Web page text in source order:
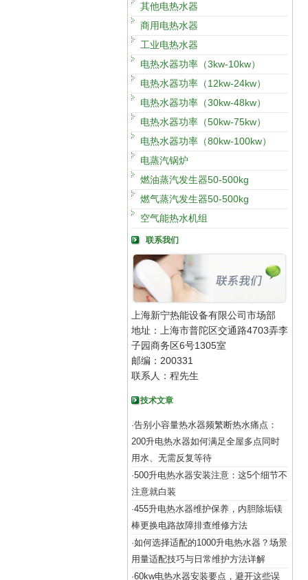
其他电热水器
商用电热水器
工业电热水器
电热水器功率（3kw-10kw）
电热水器功率（12kw-24kw）
电热水器功率（30kw-48kw）
电热水器功率（50kw-75kw）
电热水器功率（80kw-100kw）
电蒸汽锅炉
燃油蒸汽发生器50-500kg
燃气蒸汽发生器50-500kg
空气能热水机组
联系我们
上海新宁热能设备有限公司市场部
地址：上海市普陀区交通路4703弄李
子园商务区6号1305室
邮编：200331
联系人：程先生
技术文章
·告别小容量热水器频繁断热水痛点：
200升电热水器如何满足全屋多点同时
用水、无需反复等待
·500升电热水器安装注意：这5个细节不
注意就白装
·455升电热水器维护保养，内胆除垢镁
棒更换电路故障排查维修方法
·如何选择适配的1000升电热水器？场景
用量适配技巧与日常维护方法详解
·60kw电热水器安装要点，避开这些误